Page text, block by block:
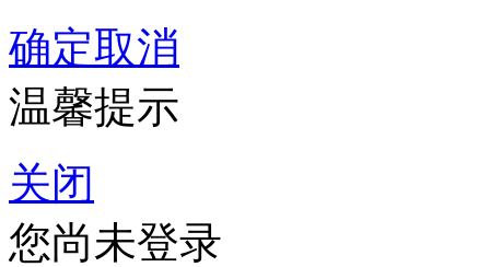
确定取消
温馨提示
关闭
您尚未登录